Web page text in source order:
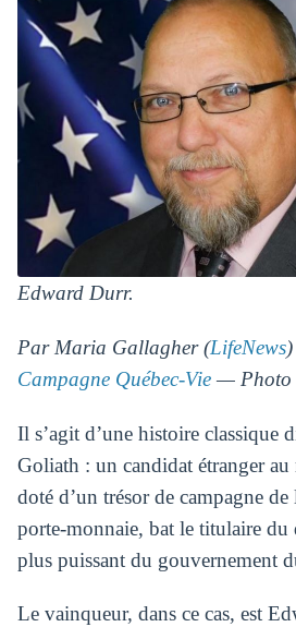
Edward Durr.
Par Maria Gallagher (LifeNews
Campagne Québec-Vie— Photo
Il s’agit d’une histoire classique
Goliath : un candidat étranger
doté d’un trésor de campagne
porte-monnaie, bat le titulaire du
plus puissant du gouvernement
Le vainqueur, dans ce cas, est